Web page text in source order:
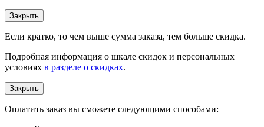
Закрыть
Если кратко, то чем выше сумма заказа, тем больше скидка.
Подробная информация о шкале скидок и персональных
условиях в разделе о скидках.
Закрыть
Оплатить заказ вы сможете следующими способами: